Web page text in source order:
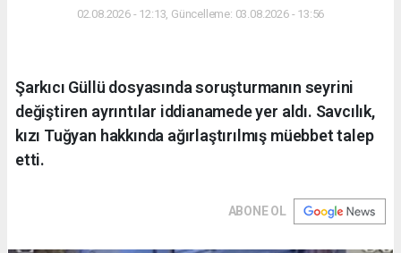
02.08.2026 - 12:13, Güncelleme: 03.08.2026 - 13:56
Şarkıcı Güllü dosyasında soruşturmanın seyrini
değiştiren ayrıntılar iddianamede yer aldı. Savcılık,
kızı Tuğyan hakkında ağırlaştırılmış müebbet talep
etti.
ABONE OL